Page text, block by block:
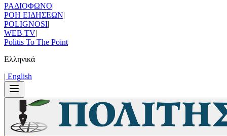
ΡΑΔΙΟΦΩΝΟ|
ΡΟΗ ΕΙΔΗΣΕΩΝ|
POLIGNOSI|
WEB TV|
Politis To The Point
Ελληνικά
| Εnglish